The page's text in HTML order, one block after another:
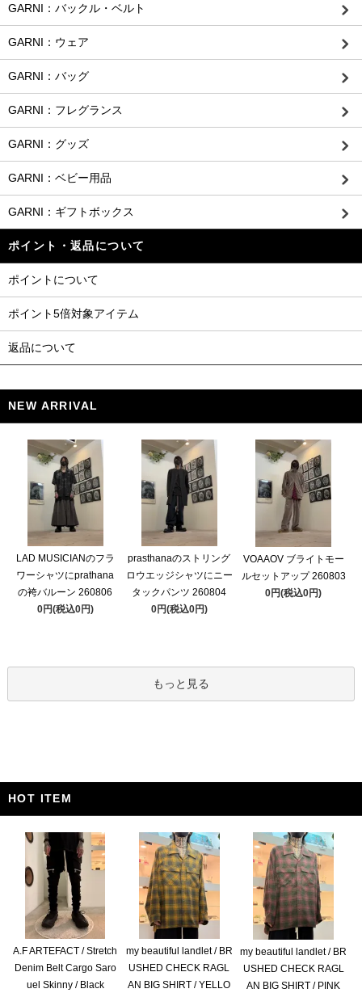
GARNI：バックル・ベルト
GARNI：ウェア
GARNI：バッグ
GARNI：フレグランス
GARNI：グッズ
GARNI：ベビー用品
GARNI：ギフトボックス
ポイント・返品について
ポイントについて
ポイント5倍対象アイテム
返品について
NEW ARRIVAL
LAD MUSICIANのフラ
ワーシャツにprathana
の袴バルーン 260806
0円(税込0円)
prasthanaのストリング
ロウエッジシャツにニー
タックパンツ 260804
0円(税込0円)
VOAAOV ブライトモー
ルセットアップ 260803
0円(税込0円)
もっと見る
HOT ITEM
A.F ARTEFACT / Stretch
Denim Belt Cargo Saro
uel Skinny / Black
my beautiful landlet / BR
USHED CHECK RAGL
AN BIG SHIRT / YELLO
my beautiful landlet / BR
USHED CHECK RAGL
AN BIG SHIRT / PINK